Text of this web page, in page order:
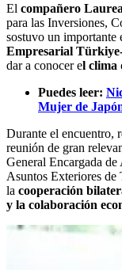
El compañero
para las Inversiones,
sostuvo un importante
Empresarial
dar a conocer el clima
Puedes leer:
Mujer de
Durante el encuentro,
reunión de gran
General Encargada
Asuntos Exteriores
la cooperación
y la colaboración